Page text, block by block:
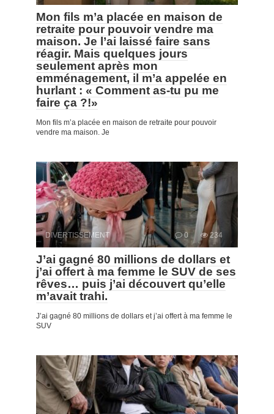
Mon fils m’a placée en maison de
retraite pour pouvoir vendre ma
maison. Je l’ai laissé faire sans
réagir. Mais quelques jours
seulement après mon
emménagement, il m’a appelée en
hurlant : « Comment as-tu pu me
faire ça ?!»
Mon fils m’a placée en maison de retraite pour pouvoir
vendre ma maison. Je
DIVERTISSEMENT 0 234
J’ai gagné 80 millions de dollars et
j’ai offert à ma femme le SUV de ses
rêves… puis j’ai découvert qu’elle
m’avait trahi.
J’ai gagné 80 millions de dollars et j’ai offert à ma femme le
SUV